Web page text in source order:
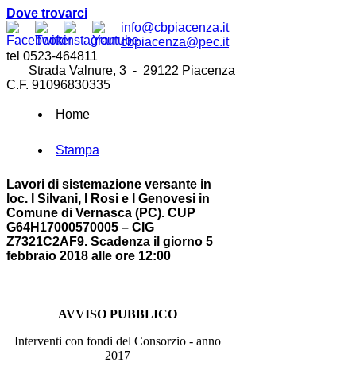
Dove trovarci
info@cbpiacenza.it
cbpiacenza@pec.it
tel 0523-464811
Strada Valnure, 3 - 29122 Piacenza
C.F. 91096830335
Home
Stampa
Lavori di sistemazione versante in
loc. I Silvani, I Rosi e I Genovesi in
Comune di Vernasca (PC). CUP
G64H17000570005 – CIG
Z7321C2AF9. Scadenza il giorno 5
febbraio 2018 alle ore 12:00
AVVISO PUBBLICO
Interventi con fondi del Consorzio - anno
2017